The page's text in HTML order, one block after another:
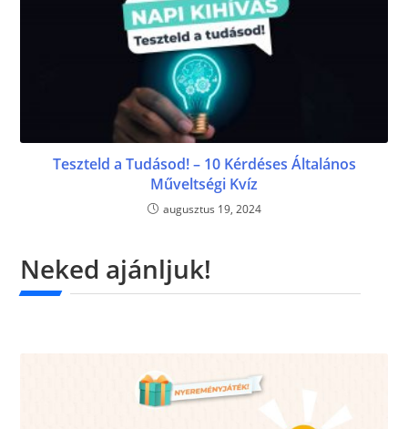
Teszteld a Tudásod! – 10 Kérdéses Általános
Műveltségi Kvíz
augusztus 19, 2024
Neked ajánljuk!